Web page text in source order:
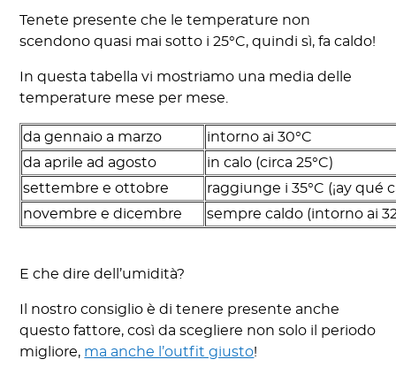
Tenete presente che le temperature non
scendono quasi mai sotto i 25°C, quindi sì, fa caldo!
In questa tabella vi mostriamo una media delle
temperature mese per mese.
da gennaio a marzo
intorno ai 30°C
da aprile ad agosto
in calo (circa 25°C)
settembre e ottobre
raggiunge i 35°C (¡ay qué
novembre e dicembre
sempre caldo (intorno ai
E che dire dell’umidità?
Il nostro consiglio è di tenere presente anche
questo fattore, così da scegliere non solo il periodo
migliore, ma anche l’outfit giusto!